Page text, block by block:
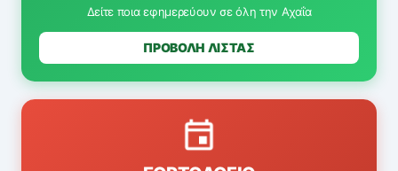
Δείτε ποια εφημερεύουν σε όλη την Αχαΐα
ΠΡΟΒΟΛΗ ΛΙΣΤΑΣ